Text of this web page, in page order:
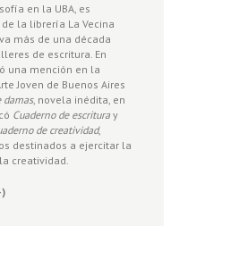
en la UBA, es
la librería La Vecina
más de una década
de escritura. En
una mención en la
Joven de Buenos Aires
damas, novela inédita, en
Cuaderno de escritura y
de creatividad,
destinados a ejercitar la
creatividad.